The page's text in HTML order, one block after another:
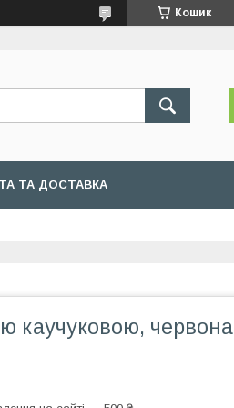
Кошик
ТА ДОСТАВКА
каучуковою, червона